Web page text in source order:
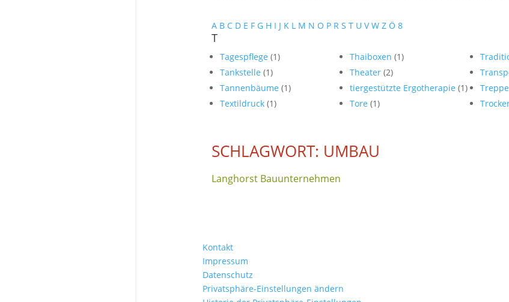
A B C D E F G H I J K L M N O P R S T U V W Z Ö 8
T
Tagespflege (1)
Tankstelle (1)
Tannenbäume (1)
Textildruck (1)
Thaiboxen(1)
Theater(2)
tiergestützte Ergotherapie(1)
Tore(1)
SCHLAGWORT: UMBAU
Langhorst Bauunternehmen
Kontakt
Impressum
Datenschutz
Privatsphäre-Einstellungen ändern